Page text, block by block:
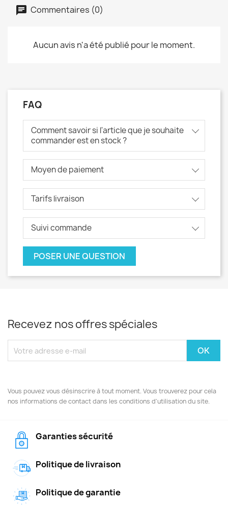
Commentaires (0)
Aucun avis n'a été publié pour le moment.
FAQ
Comment savoir si l'article que je souhaite
commander est en stock ?
Moyen de paiement
Tarifs livraison
Suivi commande
POSER UNE QUESTION
Recevez nos offres spéciales
Vous pouvez vous désinscrire à tout moment. Vous trouverez pour cela
nos informations de contact dans les conditions d'utilisation du site.
Garanties sécurité
Politique de livraison
Politique de garantie